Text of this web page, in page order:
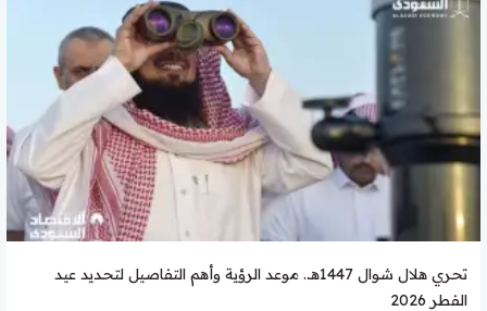
تحري هلال شوال 1447هـ.. موعد الرؤية وأهم التفاصيل لتحديد عيد
الفطر 2026